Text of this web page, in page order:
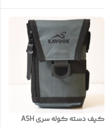
کیف دسته کوله سری ASH